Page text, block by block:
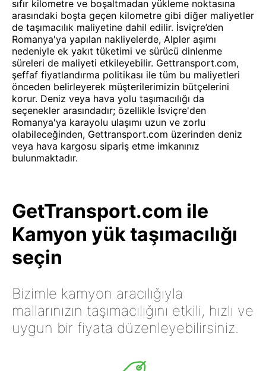
sıfır kilometre ve boşaltmadan yükleme noktasına
arasındaki boşta geçen kilometre gibi diğer maliyetler
de taşımacılık maliyetine dahil edilir. İsviçre’den
Romanya'ya yapılan nakliyelerde, Alpler aşımı
nedeniyle ek yakıt tüketimi ve sürücü dinlenme
süreleri de maliyeti etkileyebilir. Gettransport.com,
şeffaf fiyatlandırma politikası ile tüm bu maliyetleri
önceden belirleyerek müşterilerimizin bütçelerini
korur. Deniz veya hava yolu taşımacılığı da
seçenekler arasındadır; özellikle İsviçre'den
Romanya'ya karayolu ulaşımı uzun ve zorlu
olabileceğinden, Gettransport.com üzerinden deniz
veya hava kargosu sipariş etme imkanınız
bulunmaktadır.
GetTransport.com ile
Kamyon yük taşımacılığı
seçin
Bizimle kamyon aracılığıyla
mallarınızın taşımacılığını etkili, hızlı ve
uygun bir fiyata düzenleyebilirsiniz.